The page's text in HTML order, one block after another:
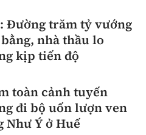
Đường trăm tỷ vướng
nhà thầu lo
kịp tiến độ
toàn cảnh tuyến
đi bộ uốn lượn ven
Như Ý ở Huế